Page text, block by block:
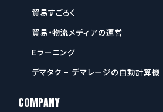
貿易すごろく
貿易・物流メディアの運営
Eラーニング
デマタク – デマレージの自動計算機
COMPANY